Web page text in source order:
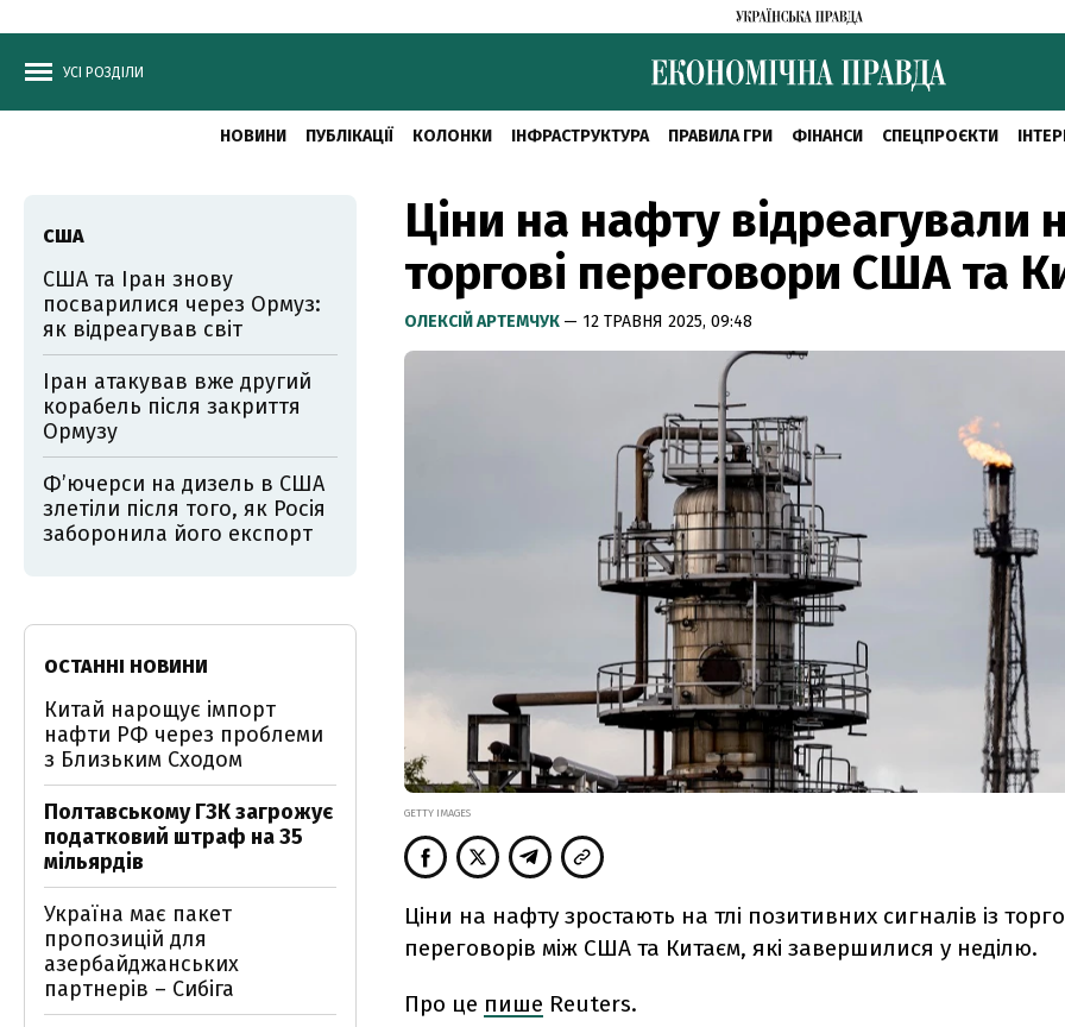
УСІ РОЗДІЛИ
НОВИНИ ПУБЛІКАЦІЇ КОЛОНКИ ІНФРАСТРУКТУРА ПРАВИЛА ГРИ ФІНАНСИ СПЕЦПРОЄКТИ
Ціни на нафту відреагували
торгові переговори США та
ОЛЕКСІЙ АРТЕМЧУК — 12 ТРАВНЯ 2025, 09:48
GETTY IMAGES
Ціни на нафту зростають на тлі позитивних сигналів із
переговорів між США та Китаєм, які завершилися у неділю.
Про це пише Reuters.
США
США та Іран знову
посварилися через Ормуз:
як відреагував світ
Іран атакував вже другий
корабель після закриття
Ормузу
Фʼючерси на дизель в США
злетіли після того, як Росія
заборонила його експорт
ОСТАННІ НОВИНИ
Китай нарощує імпорт
нафти РФ через проблеми
з Близьким Сходом
Полтавському ГЗК загрожує
податковий штраф на 35
мільярдів
Україна має пакет
пропозицій для
азербайджанських
партнерів – Сибіга